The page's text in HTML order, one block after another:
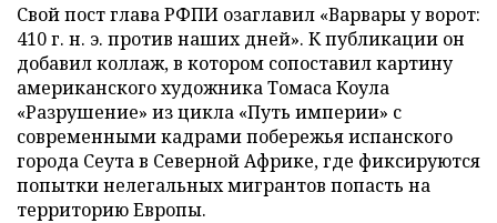
Свой пост глава РФПИ озаглавил «Варвары у ворот:
410 г. н. э. против наших дней». К публикации он
добавил коллаж, в котором сопоставил картину
американского художника Томаса Коула
«Разрушение» из цикла «Путь империи» с
современными кадрами побережья испанского
города Сеута в Северной Африке, где фиксируются
попытки нелегальных мигрантов попасть на
территорию Европы.